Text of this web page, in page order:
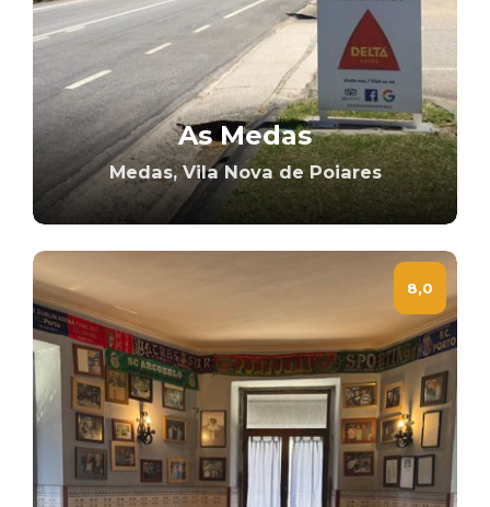
As Medas
Medas, Vila Nova de Poiares
8,0